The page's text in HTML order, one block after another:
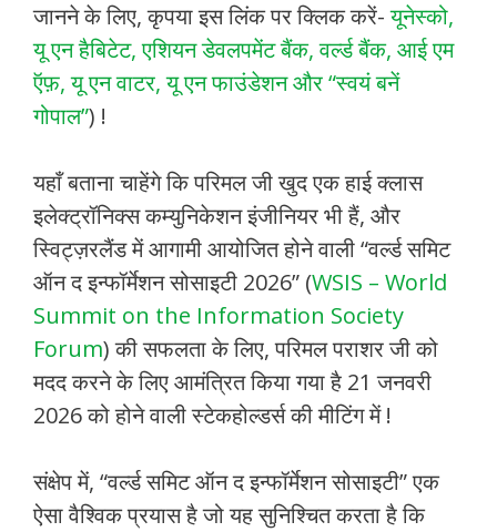
जानने के लिए, कृपया इस लिंक पर क्लिक करें-यूनेस्को,
यू एन हैबिटेट, एशियन डेवलपमेंट बैंक, वर्ल्ड बैंक, आई एम
ऍफ़, यू एन वाटर, यू एन फाउंडेशन और “स्वयं बनें
गोपाल”) !
यहाँ बताना चाहेंगे कि परिमल जी खुद एक हाई क्लास
इलेक्ट्रॉनिक्स कम्युनिकेशन इंजीनियर भी हैं, और
स्विट्ज़रलैंड में आगामी आयोजित होने वाली “वर्ल्ड समिट
ऑन द इन्फॉर्मेशन सोसाइटी 2026” (WSIS – World
Summit on the Information Society
Forum) की सफलता के लिए, परिमल पराशर जी को
मदद करने के लिए आमंत्रित किया गया है 21 जनवरी
2026 को होने वाली स्टेकहोल्डर्स की मीटिंग में !
संक्षेप में, “वर्ल्ड समिट ऑन द इन्फॉर्मेशन सोसाइटी” एक
ऐसा वैश्विक प्रयास है जो यह सुनिश्चित करता है कि